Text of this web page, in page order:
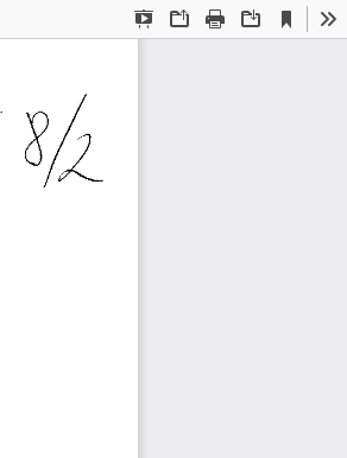
Presentation
OpenPrint Download
Current
View